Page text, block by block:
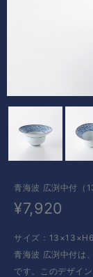
青海波 広渕中付（
¥7,920
サイズ：
青海波 広渕中付は
です。このデザイ